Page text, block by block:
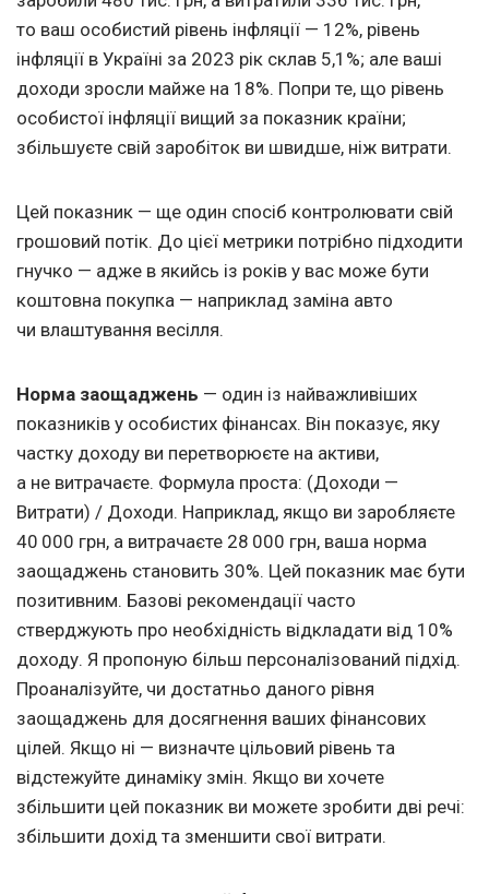
то ваш особистий рівень інфляції — 12%, рівень
інфляції в Україні за 2023 рік склав 5,1%; але ваші
доходи зросли майже на 18%. Попри те, що рівень
особистої інфляції вищий за показник країни;
збільшуєте свій заробіток ви швидше, ніж витрати.
Цей показник — ще один спосіб контролювати свій
грошовий потік. До цієї метрики потрібно підходити
гнучко — адже в якийсь із років у вас може бути
коштовна покупка — наприклад заміна авто
чи влаштування весілля.
Норма заощаджень — один із найважливіших
показників у особистих фінансах. Він показує, яку
частку доходу ви перетворюєте на активи,
а не витрачаєте. Формула проста: (Доходи —
Витрати) / Доходи. Наприклад, якщо ви заробляєте
40 000 грн, а витрачаєте 28 000 грн, ваша норма
заощаджень становить 30%. Цей показник має бути
позитивним. Базові рекомендації часто
стверджують про необхідність відкладати від 10%
доходу. Я пропоную більш персоналізований підхід.
Проаналізуйте, чи достатньо даного рівня
заощаджень для досягнення ваших фінансових
цілей. Якщо ні — визначте цільовий рівень та
відстежуйте динаміку змін. Якщо ви хочете
збільшити цей показник ви можете зробити дві речі:
збільшити дохід та зменшити свої витрати.